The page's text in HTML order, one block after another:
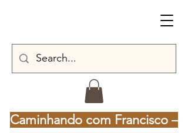
Caminhando com Francisco –